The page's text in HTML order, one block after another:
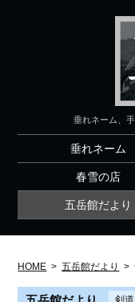
垂れネーム、
垂れネーム
春雪の店
五岳館だより
HOME >五岳館だより >
剣